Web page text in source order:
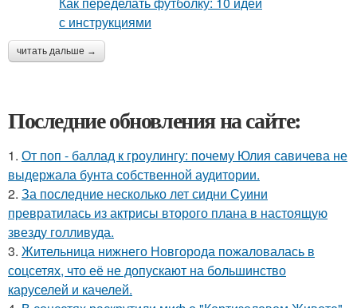
читать дальше →
Последние обновления на сайте:
1. От поп - баллад к гроулингу: почему Юлия савичева не
выдержала бунта собственной аудитории.
2. За последние несколько лет сидни Суини
превратилась из актрисы второго плана в настоящую
звезду голливуда.
3. Жительница нижнего Новгорода пожаловалась в
соцсетях, что её не допускают на большинство
каруселей и качелей.